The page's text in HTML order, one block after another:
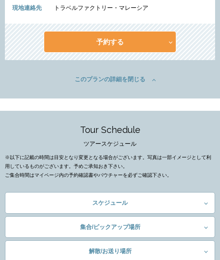
現地連絡先 トラベルファクトリー・マレーシア
予約する
このプランの詳細を閉じる
Tour Schedule
ツアースケジュール
※以下に記載の時間は目安となり変更となる場合がございます。写真は一部イメージとして利
用しているものがございます。予めご承知おき下さい。
ご集合時間はマイページ内の予約確認書やバウチャーを必ずご確認下さい。
スケジュール
集合/ピックアップ場所
解散/お送り場所